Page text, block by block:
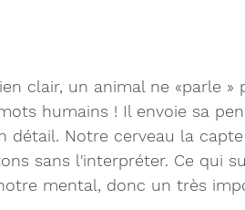
clair, un animal ne «parle »
humains ! Il envoie sa
détail. Notre cerveau la
sans l'interpréter. Ce qui
mental, donc un très